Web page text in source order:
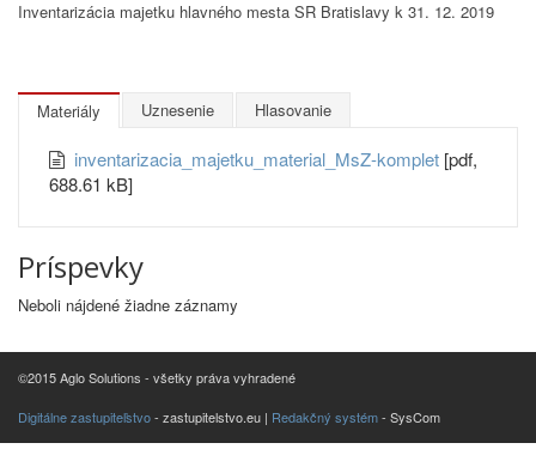
Inventarizácia majetku hlavného mesta SR Bratislavy k 31. 12. 2019
Materiály Uznesenie Hlasovanie
inventarizacia_majetku_material_MsZ-komplet [pdf,
688.61 kB]
Príspevky
Neboli nájdené žiadne záznamy
©2015 Aglo Solutions - všetky práva vyhradené
Digitálne zastupiteľstvo- zastupitelstvo.eu | Redakčný systém- SysCom